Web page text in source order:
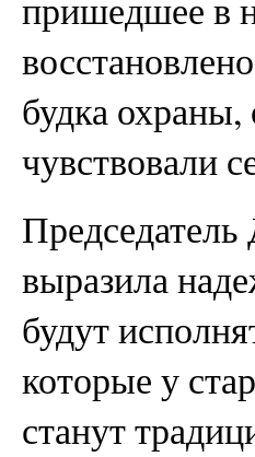
пришедшее в
будка
чувствовали
выразила
будут
которые у
станут